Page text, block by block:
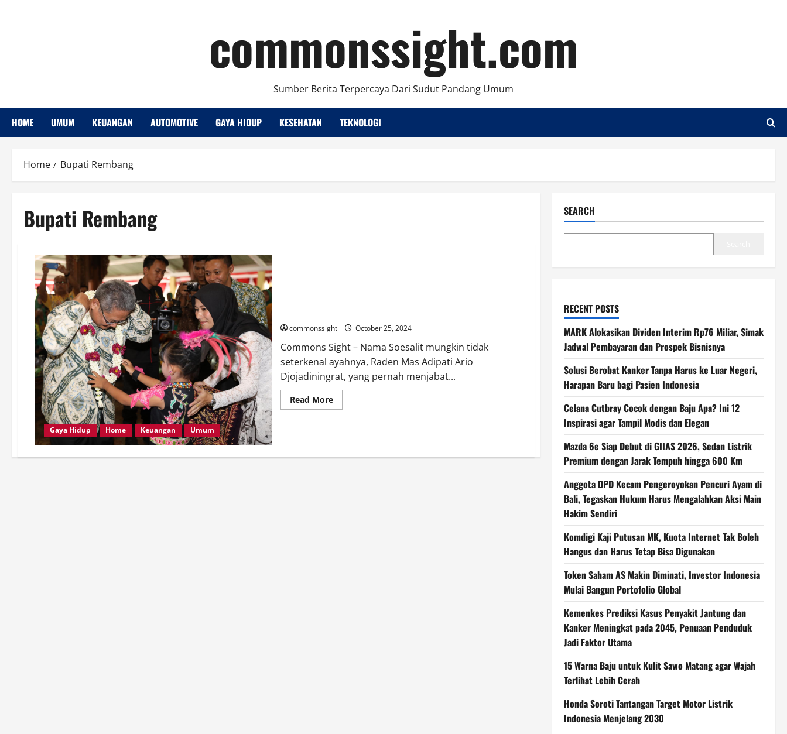
commonssight.com
Sumber Berita Terpercaya Dari Sudut Pandang Umum
HOME UMUM KEUANGAN AUTOMOTIVE GAYA HIDUP KESEHATAN TEKNOLOGI
Home Bupati Rembang
Bupati Rembang
Gaya Hidup Home Keuangan Umum
commonssight October 25, 2024
Commons Sight – Nama Soesalit mungkin tidak
seterkenal ayahnya, Raden Mas Adipati Ario
Djojadiningrat, yang pernah menjabat...
Read MoreRead
more
Jalan
SEARCH
RECENT POSTS
MARK Alokasikan Dividen Interim Rp76 Miliar, Simak
Jadwal Pembayaran dan Prospek Bisnisnya
Solusi Berobat Kanker Tanpa Harus ke Luar Negeri,
Harapan Baru bagi Pasien Indonesia
Celana Cutbray Cocok dengan Baju Apa? Ini 12
Inspirasi agar Tampil Modis dan Elegan
Mazda 6e Siap Debut di GIIAS 2026, Sedan Listrik
Premium dengan Jarak Tempuh hingga 600 Km
Anggota DPD Kecam Pengeroyokan Pencuri Ayam di
Bali, Tegaskan Hukum Harus Mengalahkan Aksi Main
Hakim Sendiri
Komdigi Kaji Putusan MK, Kuota Internet Tak Boleh
Hangus dan Harus Tetap Bisa Digunakan
Token Saham AS Makin Diminati, Investor Indonesia
Mulai Bangun Portofolio Global
Kemenkes Prediksi Kasus Penyakit Jantung dan
Kanker Meningkat pada 2045, Penuaan Penduduk
Jadi Faktor Utama
15 Warna Baju untuk Kulit Sawo Matang agar Wajah
Terlihat Lebih Cerah
Honda Soroti Tantangan Target Motor Listrik
Indonesia Menjelang 2030